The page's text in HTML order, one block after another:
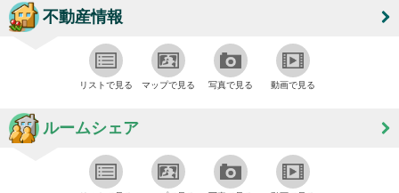
不動産情報
リストで見る マップで見る 写真で見る 動画で見る
ルームシェア